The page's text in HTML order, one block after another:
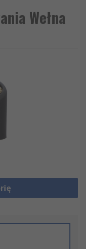
Wełna